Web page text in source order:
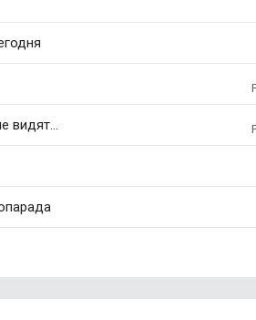
видят...